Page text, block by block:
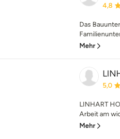
4,8
Das
Mehr
5,0
LINHART
Arbeit am
Mehr